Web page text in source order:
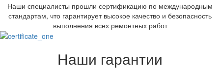
Наши специалисты прошли сертификацию по международным
стандартам, что гарантирует высокое качество и безопасность
выполнения всех ремонтных работ
Наши гарантии